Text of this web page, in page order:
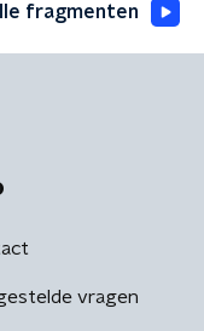
fragmenten
vragen